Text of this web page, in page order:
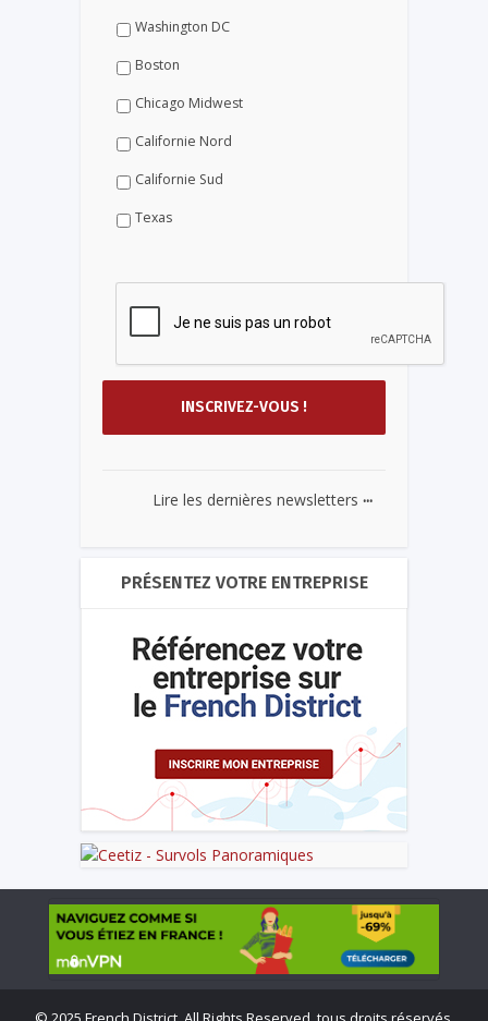
Washington DC
Boston
Chicago Midwest
Californie Nord
Californie Sud
Texas
Lire les dernières newsletters ...
PRÉSENTEZ VOTRE ENTREPRISE